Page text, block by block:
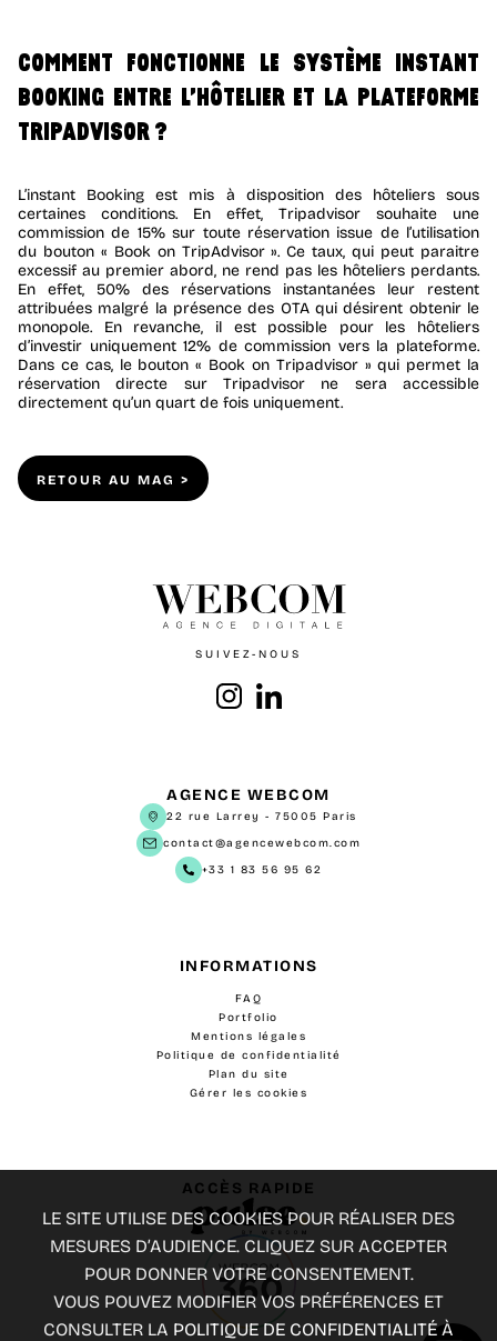
COMMENT FONCTIONNE LE SYSTÈME INSTANT
BOOKING ENTRE L’HÔTELIER ET LA PLATEFORME
TRIPADVISOR ?
L’instant Booking est mis à disposition des hôteliers sous
certaines conditions. En effet, Tripadvisor souhaite une
commission de 15% sur toute réservation issue de l’utilisation
du bouton « Book on TripAdvisor ». Ce taux, qui peut paraitre
excessif au premier abord, ne rend pas les hôteliers perdants.
En effet, 50% des réservations instantanées leur restent
attribuées malgré la présence des OTA qui désirent obtenir le
monopole. En revanche, il est possible pour les hôteliers
d’investir uniquement 12% de commission vers la plateforme.
Dans ce cas, le bouton « Book on Tripadvisor » qui permet la
réservation directe sur Tripadvisor ne sera accessible
directement qu’un quart de fois uniquement.
RETOUR AU MAG >
SUIVEZ-NOUS
AGENCE WEBCOM
22 rue Larrey -75005 Paris
contact@agencewebcom.com
+33 1 83 56 95 62
INFORMATIONS
FAQ
Portfolio
Mentions légales
Politique de confidentialité
Plan du site
Gérer les cookies
ACCÈS RAPIDE
LE SITE UTILISE DES COOKIES POUR RÉALISER DES
MESURES D’AUDIENCE. CLIQUEZ SUR ACCEPTER
POUR DONNER VOTRE CONSENTEMENT.
VOUS POUVEZ MODIFIER VOS PRÉFÉRENCES ET
CONSULTER LA POLITIQUE DE CONFIDENTIALITÉÀ